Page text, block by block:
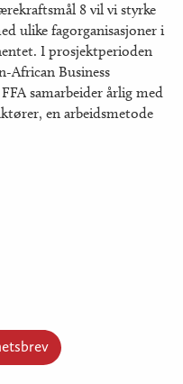
8 vil vi styrke
ulike fagorganisasjoner i
I prosjektperioden
African Business
samarbeider årlig med
en arbeidsmetode